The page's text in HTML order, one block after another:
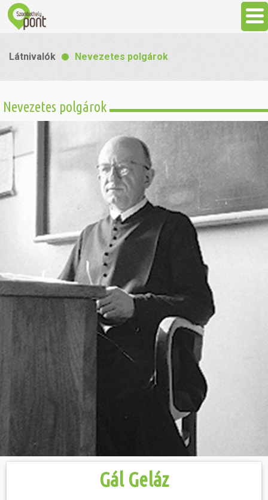
Látnivalók
Gasztronómia
Szabadidő
Hasznos
Látnivalók Nevezetes polgárok
Nevezetes polgárok
Gál Geláz